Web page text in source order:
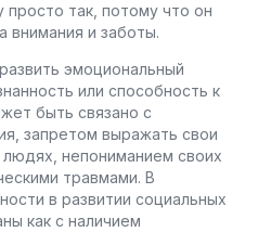
так, потому что он
внимания и заботы.
эмоциональный
или способность к
быть связано с
запретом выражать свои
непониманием своих
травмами. В
в развитии социальных
как с наличием